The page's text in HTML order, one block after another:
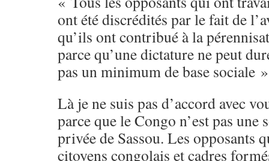
ont été discrédités par le fait de
qu’ils ont contribué à la
parce qu’une dictature ne peut
pas un minimum de base sociale
Là je ne suis pas d’accord avec
parce que le Congo n’est pas une
privée de Sassou. Les opposants
citoyens congolais et cadres